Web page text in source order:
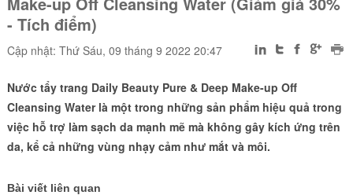
- Tích điểm)
Cập nhật: Thứ Sáu, 09 tháng 9 2022 20:47
Nước tẩy trang Daily Beauty Pure & Deep Make-up Off
Cleansing Water là một trong những sản phẩm hiệu quả trong
việc hỗ trợ làm sạch da mạnh mẽ mà không gây kích ứng trên
da, kể cả những vùng nhạy cảm như mắt và môi.
Bài viết liên quan